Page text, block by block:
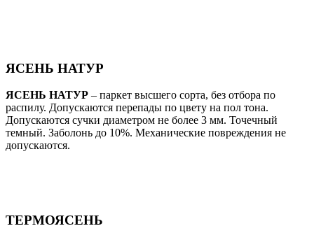
ЯСЕНЬ НАТУР
ЯСЕНЬ НАТУР – паркет высшего сорта, без отбора по
распилу. Допускаются перепады по цвету на пол тона.
Допускаются сучки диаметром не более 3 мм. Точечный
темный. Заболонь до 10%. Механические повреждения не
допускаются.
ТЕРМОЯСЕНЬ